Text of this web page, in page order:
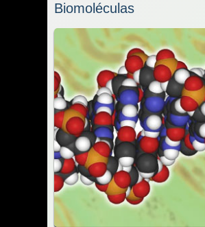
Biomoléculas